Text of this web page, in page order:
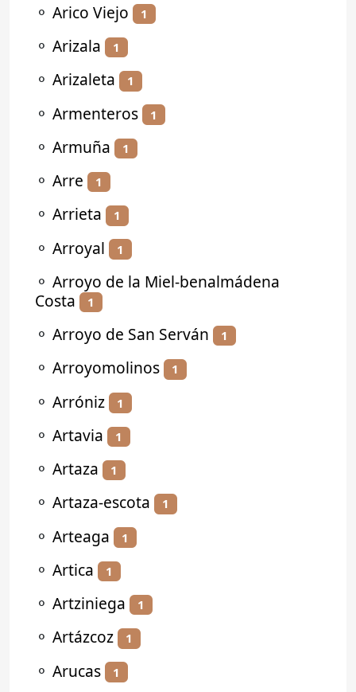
⚬ Arico Viejo 1
⚬ Arizala 1
⚬ Arizaleta 1
⚬ Armenteros 1
⚬ Armuña 1
⚬ Arre 1
⚬ Arrieta 1
⚬ Arroyal 1
⚬ Arroyo de la Miel-benalmádena
Costa
1
⚬ Arroyo de San Serván 1
⚬ Arroyomolinos 1
⚬ Arróniz 1
⚬ Artavia 1
⚬ Artaza 1
⚬ Artaza-escota 1
⚬ Arteaga 1
⚬ Artica 1
⚬ Artziniega 1
⚬ Artázcoz 1
⚬ Arucas 1